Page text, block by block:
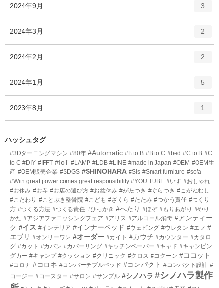
ー
2024年9月
ー
3
2024年3月
ー
2
2024年2月
ー
2
2024年1月
ー
5
2023年8月
リ
数
1
ハッシュタグ
#3Dターニングマシン #80年 #Automatic #B to B #B to C #bed #C to B #C
to C #DIY #IFFT #IoT #LAMP #LDB #LINE #made in Japan #OEM #OEM生
産 #OEM販売企業 #SDGS #SHINOHARA #Sls #Smart furniture #sofa
#With great power comes great responsibility #YOU TUBE #いす #おしゃれ
#お休み #お寺 #お店の選び方 #お盆休み #がたつき #ぐらつき #こがねむし
#こだわり #ことぶき整骨院 #こども #ざくら #たたみ #つかう責任 #つくり
方 #つくる方法 #つくる責任 #ひっかき #へたり #ほぞ #もりあがり #やり
かた #アジアファニッシングフェア #アリス #アルコール消毒 #アンティー
ク #イス #インテリア #インナーベッド #ウェピング #ウレタン #エフ #
エブリ #オンリーワン #オーダー #カイト #カウチ #カウンター #カタロ
グ #カット #カバン #カバーリング #キッチンペーパー #キャド #キャンピン
グカー #キャンプ #クッション #クリニック #クロス #コクーン #ココット
#コロナ #コロネ #コンバーチブルベッド #コンパクト #コンパクト設計 #
コージー #コースター #サロン #サンプル #シノハラ #シノハラ製作